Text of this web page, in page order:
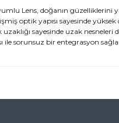
Lens, doğanın
optik yapısı sayesinde
sayesinde uzak
ile sorunsuz bir entegrasyon